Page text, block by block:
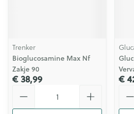
Trenker
Bioglucosamine Max Nf
Zakje 90
€ 38,99 €